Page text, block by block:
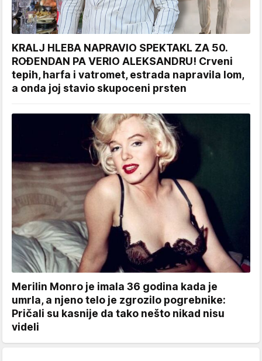
KRALJ HLEBA NAPRAVIO SPEKTAKL ZA 50.
ROĐENDAN PA VERIO ALEKSANDRU! Crveni
tepih, harfa i vatromet, estrada napravila lom,
a onda joj stavio skupoceni prsten
Merilin Monro je imala 36 godina kada je
umrla, a njeno telo je zgrozilo pogrebnike:
Pričali su kasnije da tako nešto nikad nisu
videli